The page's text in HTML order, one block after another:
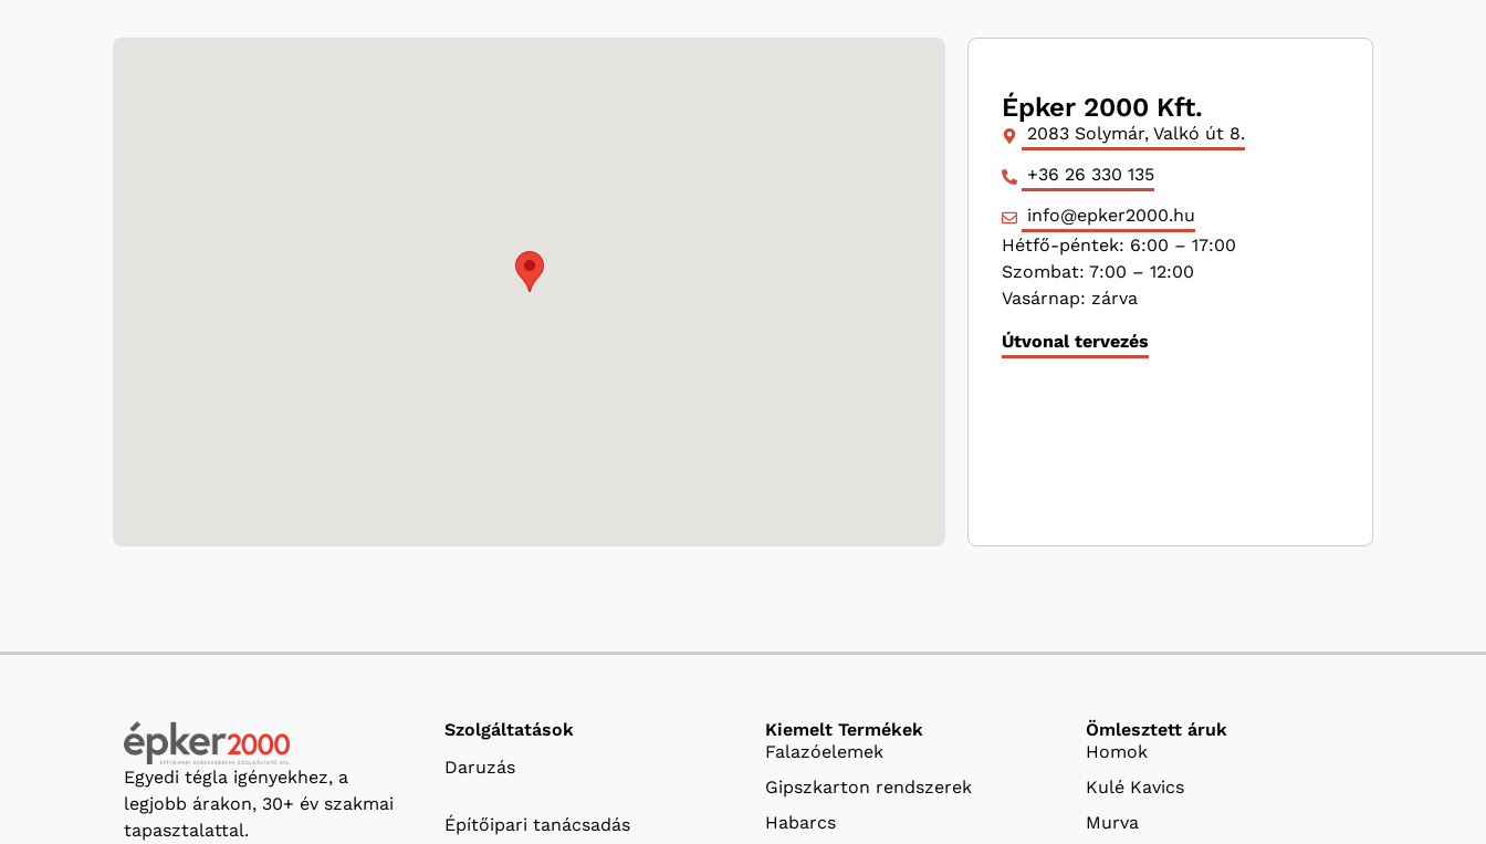
Épker 2000 Kft.
2083 Solymár, Valkó út 8.
+36 26 330 135
info@epker2000.hu
Hétfő-péntek: 6:00 – 17:00
Szombat: 7:00 – 12:00
Vasárnap: zárva
Útvonal tervezés
Egyedi tégla igényekhez, a
legjobb árakon, 30+ év szakmai
tapasztalattal.
Szolgáltatások
Daruzás
Építőipari tanácsadás
Kiemelt Termékek
Falazóelemek
Gipszkarton rendszerek
Habarcs
Ömlesztett áruk
Homok
Kulé Kavics
Murva